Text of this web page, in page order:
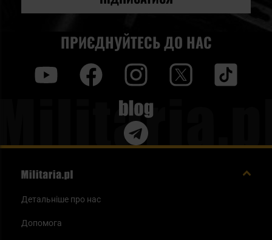
ПРИЄДНУЙТЕСЬ ДО НАС
Blog
Детальніше про нас
Допомога